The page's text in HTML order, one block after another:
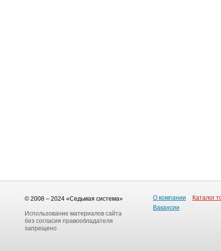
© 2008 – 2024 «Седьмая система»
Использование материалов сайта
без согласия правообладателя
запрещено
О компании
Каталог
Вакансии